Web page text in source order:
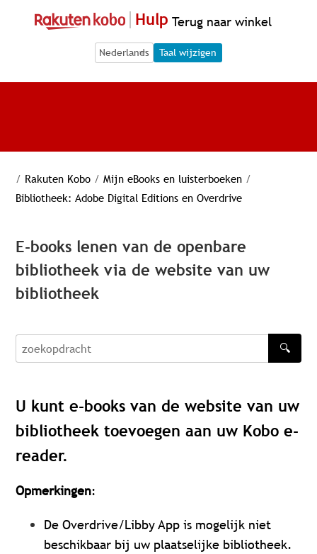
Hulp Terug naar winkel
Language Selection
Language Selection
Taal wijzigen
/ Rakuten Kobo / Mijn eBooks en luisterboeken /
Bibliotheek: Adobe Digital Editions en Overdrive
E-books lenen van de openbare
bibliotheek via de website van uw
bibliotheek
zoekopdracht
🔍
U kunt e-books van de website van uw
bibliotheek toevoegen aan uw Kobo e-
reader.
Opmerkingen:
De Overdrive/Libby App is mogelijk niet
beschikbaar bij uw plaatselijke bibliotheek.